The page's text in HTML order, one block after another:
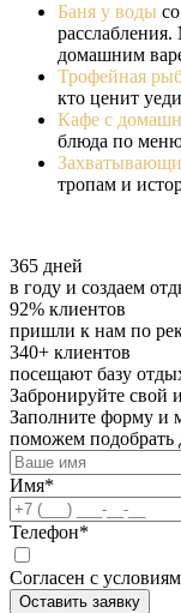
Баня у воды
домашним
Трофейная
кто ценит
Кафе с
блюда по
тропам и
365 дней
в году и создаем
92% клиентов
пришли к нам по
340+ клиентов
посещают базу
Забронируйте свой
Заполните форму и
поможем подобрать
Имя*
Телефон*
Согласен с
Оставить заявку